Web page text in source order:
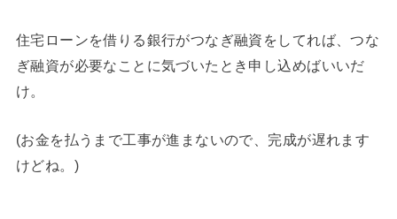
住宅ローンを借りる銀行がつなぎ融資をしてれば、つな
ぎ融資が必要なことに気づいたとき申し込めばいいだ
け。
(お金を払うまで工事が進まないので、完成が遅れます
けどね。)